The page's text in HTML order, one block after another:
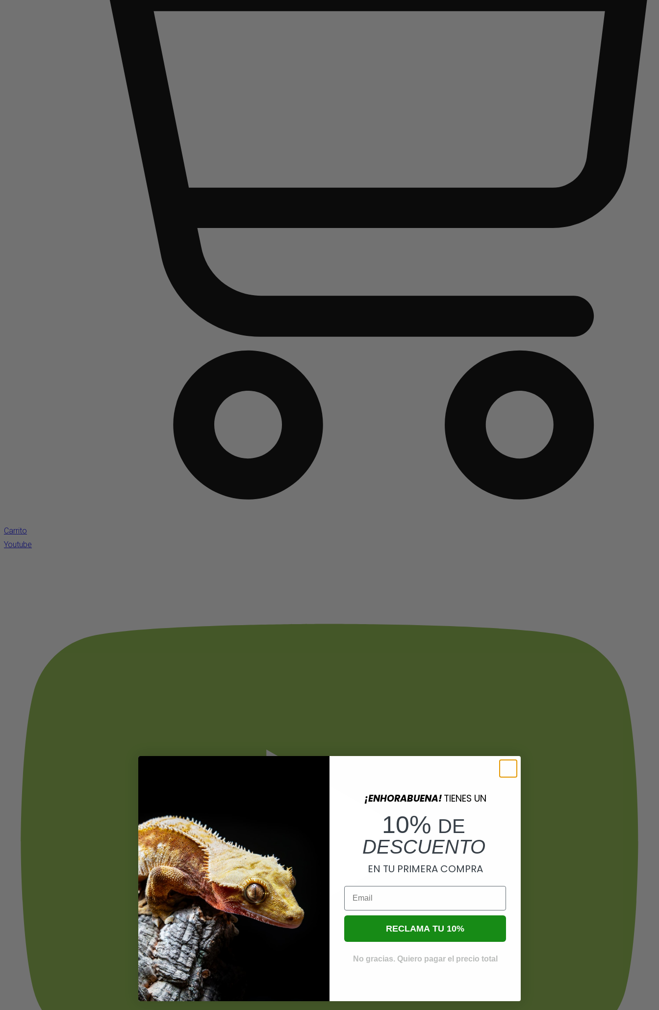
Carrito
Youtube
¡ENHORABUENA! TIENES UN
10% DE
DESCUENTO
EN TU PRIMERA COMPRA
Email
RECLAMA TU 10%
No gracias. Quiero pagar el precio total